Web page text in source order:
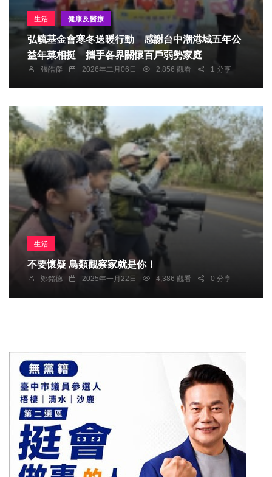
生活 健康及醫療
弘毓基金會寒冬送暖行動 感謝台中潮港城五年公
益年菜相挺 攜手各界關懷百戶弱勢家庭
張皓傑 2026年二月06日 2,856 觀看 1 分享
生活
不要懷疑 鳥類觀察家就是你！
鄭銘德 2025年一月22日 4,386 觀看 0 分享